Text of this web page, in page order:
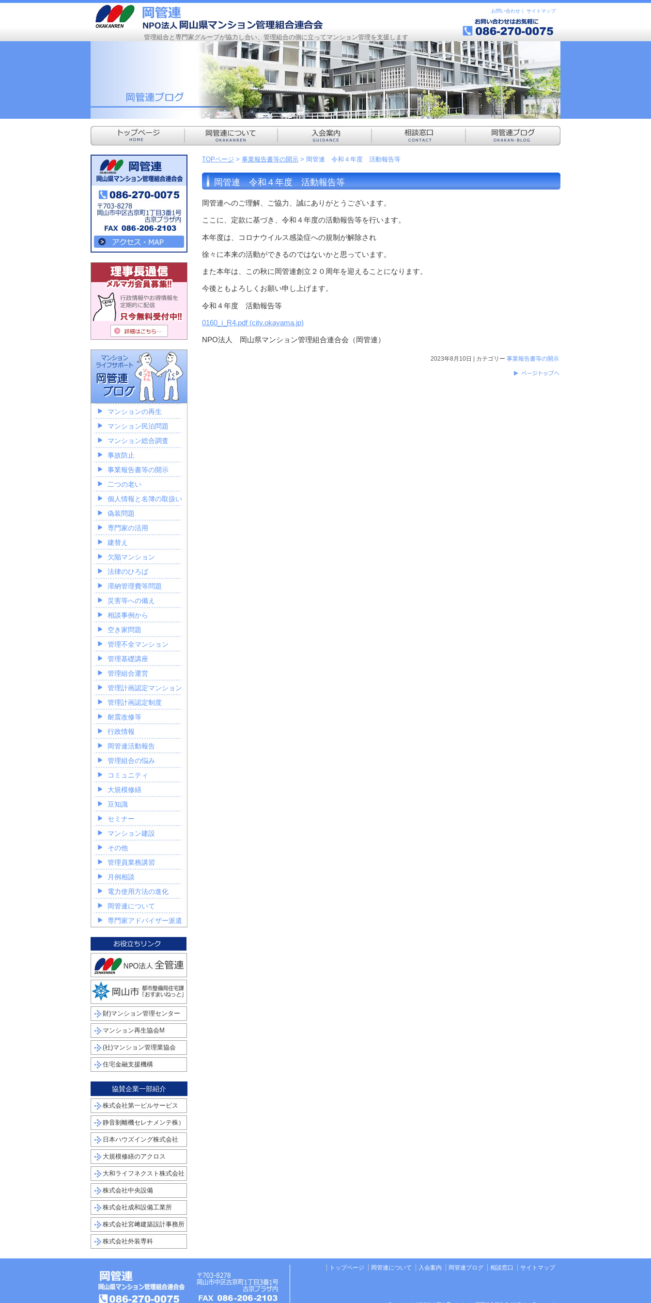
管理組合と専門家グループが協力し合い、管理組合の側に立ってマンション管理を支援します
お問い合わせ ｜ サイトマップ
TOPページ > 事業報告書等の開示 > 岡管連 令和４年度 活動報告等
岡管連 令和４年度 活動報告等
岡管連へのご理解、ご協力、誠にありがとうございます。
ここに、定款に基づき、令和４年度の活動報告等を行います。
本年度は、コロナウイルス感染症への規制が解除され
徐々に本来の活動ができるのではないかと思っています。
また本年は、この秋に岡管連創立２０周年を迎えることになります。
今後ともよろしくお願い申し上げます。
令和４年度 活動報告等
0160_j_R4.pdf (city.okayama.jp)
NPO法人 岡山県マンション管理組合連合会（岡管連）
2023年8月10日 | カテゴリー 事業報告書等の開示
マンションの再生
マンション民泊問題
マンション総合調査
事故防止
事業報告書等の開示
二つの老い
個人情報と名簿の取扱い
偽装問題
専門家の活用
建替え
欠陥マンション
法律のひろば
滞納管理費等問題
災害等への備え
相談事例から
空き家問題
管理不全マンション
管理基礎講座
管理組合運営
管理計画認定マンション
管理計画認定制度
耐震改修等
行政情報
岡管連活動報告
管理組合の悩み
コミュニティ
大規模修繕
豆知識
セミナー
マンション建設
その他
管理員業務講習
月例相談
電力使用方法の進化
岡管連について
専門家アドバイザー派遣
財)マンション管理センター
マンション再生協会M
(社)マンション管理業協会
住宅金融支援機構
協賛企業一部紹介
株式会社第一ビルサービス
静音剝離機セレナメンテ株）
日本ハウズイング株式会社
大規模修繕のアクロス
大和ライフネクスト株式会社
株式会社中央設備
株式会社成和設備工業所
株式会社宮﨑建築設計事務所
株式会社外装専科
トップページ 岡管連について 入会案内 岡管連ブログ 相談窓口 サイトマップ